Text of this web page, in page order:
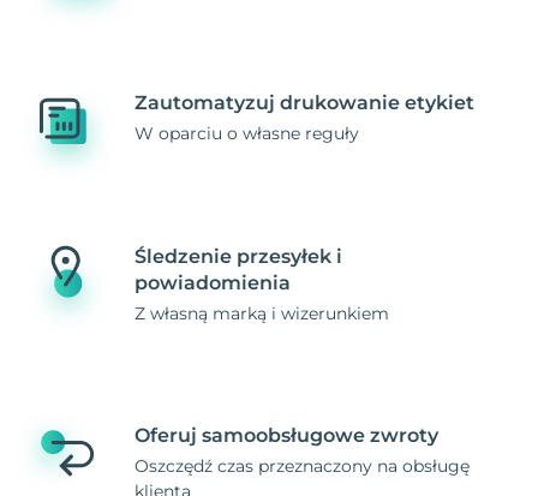
Zautomatyzuj drukowanie etykiet
W oparciu o własne reguły
Śledzenie przesyłek i
powiadomienia
Z własną marką i wizerunkiem
Oferuj samoobsługowe zwroty
Oszczędź czas przeznaczony na obsługę
klienta